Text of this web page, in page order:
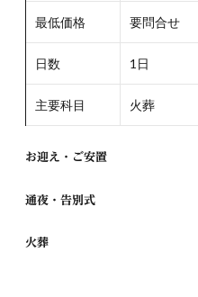
最低価格 要問合せ
日数 1日
主要科目 火葬
お迎え・ご安置
通夜・告別式
火葬